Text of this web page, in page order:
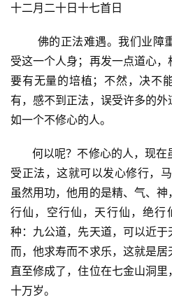
十二月二十日十七首日
佛的正法难遇。我们业障重
受这一个人身；再发一点道心
要有无量的培植；不然，决不
有，感不到正法，误受许多的
如一个不修心的人。
何以呢？不修心的人，现在
受正法，这就可以发心修行，
虽然用功，他用的是精、气、
行仙，空行仙，天行仙，绝行
种：九公道，先天道，可以近
而，他求寿而不求乐，这就是居
直至修成了，住位在七金山洞
十万岁。